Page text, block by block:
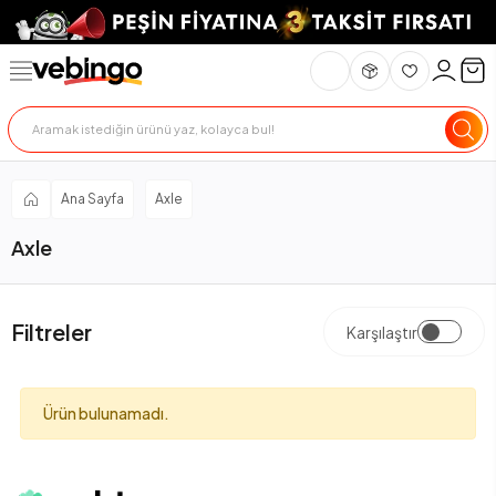
Ana Sayfa Axle
Axle
Filtreler Karşılaştır
Ürün bulunamadı.